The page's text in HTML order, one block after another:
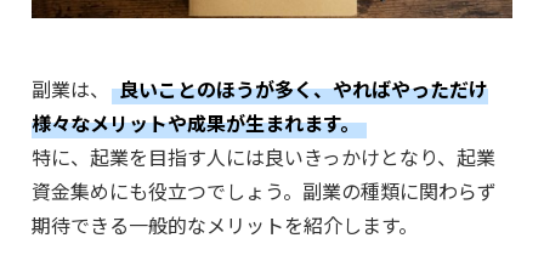
副業は、
良いことのほうが多く、やればやっただけ
様々なメリットや成果が生まれます。
特に、起業を目指す人には良いきっかけとなり、起業
資金集めにも役立つでしょう。副業の種類に関わらず
期待できる一般的なメリットを紹介します。